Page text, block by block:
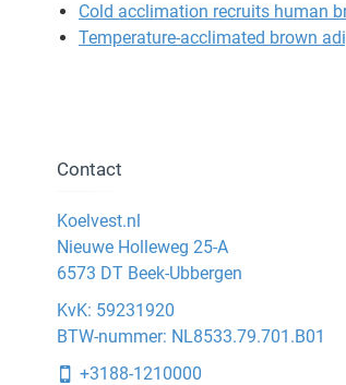
Cold acclimation recruits human
Temperature-acclimated brown
Contact
Koelvest.nl
Nieuwe Holleweg 25-A
6573 DT Beek-Ubbergen
KvK: 59231920
BTW-nummer: NL8533.79.701.B01
+3188-1210000